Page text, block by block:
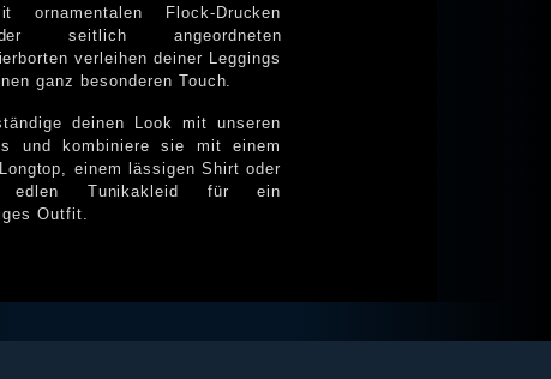
ornamentalen Flock-Drucken
seitlich angeordneten
verleihen deiner Leggings
ganz besonderen Touch.
deinen Look mit unseren
und kombiniere sie mit einem
einem lässigen Shirt oder
edlen Tunikakleid für ein
Outfit.